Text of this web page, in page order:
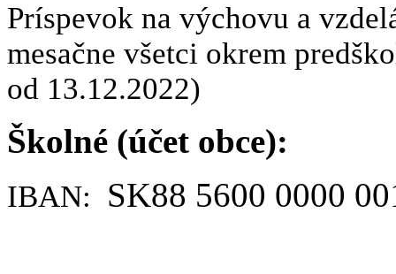
Príspevok na výchovu a
mesačne všetci okrem
od 13.12.2022)
Školné (účet obce):
IBAN: SK88 5600 0000